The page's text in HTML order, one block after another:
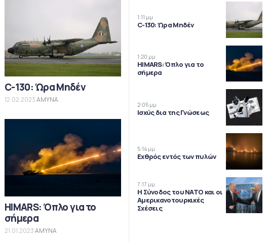
C-130: Ώρα Μηδέν
12.02.2023ΑΜΥΝΑ
HIMARS: Όπλο για το
σήμερα
21.01.2023ΑΜΥΝΑ
1:11 μμ
C-130: Ώρα Μηδέν
1:20 μμ
HIMARS: Όπλο για το
σήμερα
2:05 μμ
Ισχύς δια της Γνώσεως
5:14 μμ
Εχθρός εντός των πυλών
7:17 μμ
Η Σύνοδος του ΝΑΤΟ και οι
Αμερικανοτουρκικές
Σχέσεις